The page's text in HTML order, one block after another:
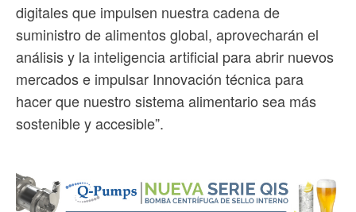
digitales que impulsen nuestra cadena de
suministro de alimentos global, aprovecharán el
análisis y la inteligencia artificial para abrir nuevos
mercados e impulsar Innovación técnica para
hacer que nuestro sistema alimentario sea más
sostenible y accesible”.